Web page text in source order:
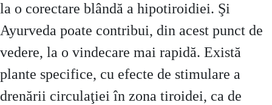
la o corectare blândă a hipotiroidiei. Şi
Ayurveda poate contribui, din acest punct de
vedere, la o vindecare mai rapidă. Există
plante specifice, cu efecte de stimulare a
drenării circulaţiei în zona tiroidei, ca de